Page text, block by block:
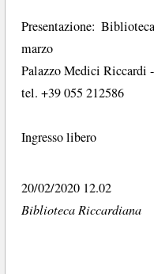
Presentazione:
marzo
Palazzo Medici Riccardi
tel. +39 055 212586
Ingresso libero
20/02/2020 12.02
Biblioteca Riccardiana